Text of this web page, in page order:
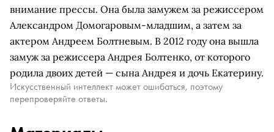
внимание прессы. Она была замужем за режиссером
Александром Домогаровым-младшим, а затем за
актером Андреем Болтневым. В 2012 году она вышла
замуж за режиссера Андрея Болтенко, от которого
родила двоих детей — сына Андрея и дочь Екатерину.
Искусственный интеллект может ошибаться, поэтому
перепроверяйте ответы.